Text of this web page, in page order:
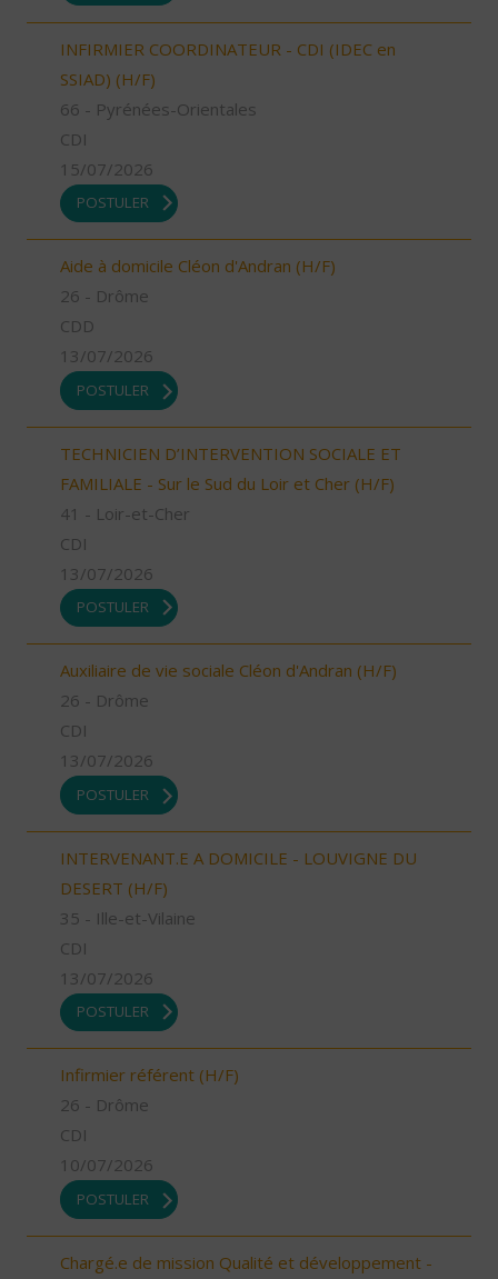
INFIRMIER COORDINATEUR - CDI (IDEC en
SSIAD) (H/F)
66 - Pyrénées-Orientales
CDI
15/07/2026
POSTULER
Aide à domicile Cléon d'Andran (H/F)
26 - Drôme
CDD
13/07/2026
POSTULER
TECHNICIEN D’INTERVENTION SOCIALE ET
FAMILIALE - Sur le Sud du Loir et Cher (H/F)
41 - Loir-et-Cher
CDI
13/07/2026
POSTULER
Auxiliaire de vie sociale Cléon d'Andran (H/F)
26 - Drôme
CDI
13/07/2026
POSTULER
INTERVENANT.E A DOMICILE - LOUVIGNE DU
DESERT (H/F)
35 - Ille-et-Vilaine
CDI
13/07/2026
POSTULER
Infirmier référent (H/F)
26 - Drôme
CDI
10/07/2026
POSTULER
Chargé.e de mission Qualité et développement -